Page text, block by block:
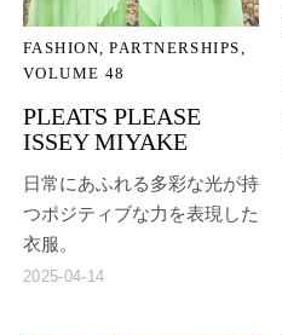
FASHION
PARTNERSHIPS
VOLUME 48
PLEATS PLEASE
ISSEY MIYAKE
日常にあふれる多彩な光が持
つポジティブな力を表現した
衣服。
2025-04-14